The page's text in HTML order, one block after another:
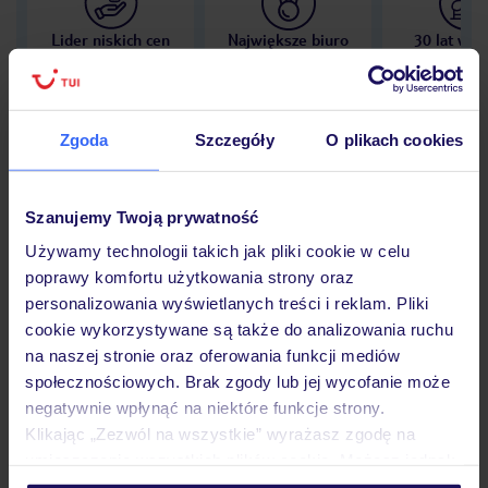
Zgoda Szczegóły O plikach cookies
Szanujemy Twoją prywatność
Używamy technologii takich jak pliki cookie w celu
poprawy komfortu użytkowania strony oraz
personalizowania wyświetlanych treści i reklam. Pliki
cookie wykorzystywane są także do analizowania ruchu
na naszej stronie oraz oferowania funkcji mediów
społecznościowych. Brak zgody lub jej wycofanie może
negatywnie wpłynąć na niektóre funkcje strony.
Klikając „Zezwól na wszystkie” wyrażasz zgodę na
Lider niskich cen
Największe biuro
30 lat w
Opinie
Pokoje
Wyżywienie